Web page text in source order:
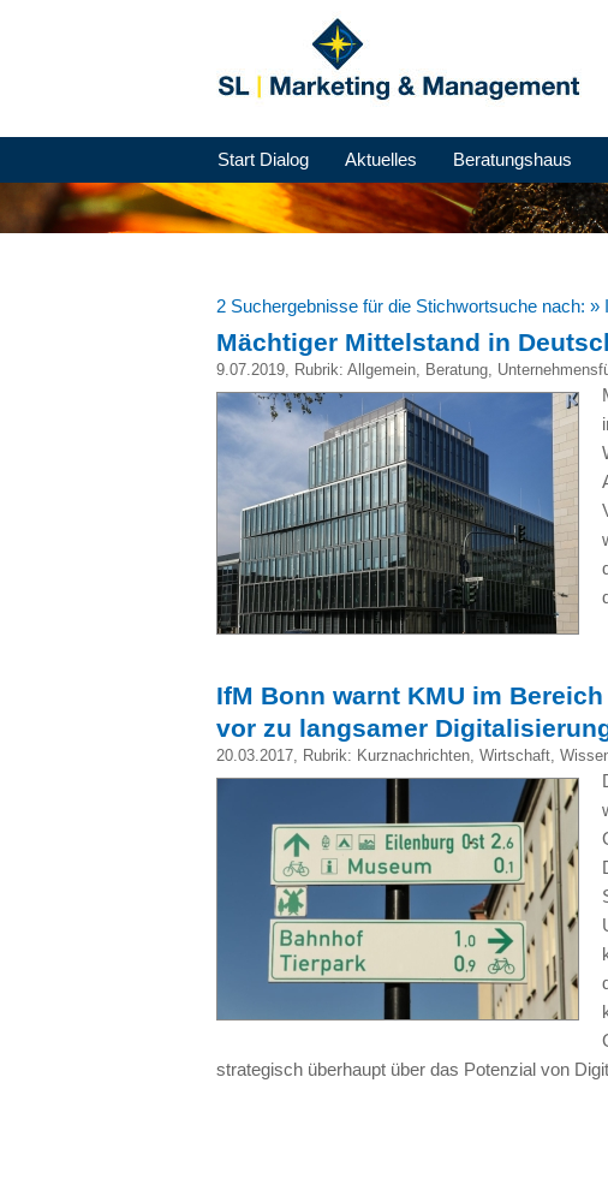
Start Dialog Aktuelles Beratungshaus
2 Suchergebnisse für die Stichwortsuche nach: »
Mächtiger Mittelstand in
9.07.2019, Rubrik: Allgemein, Beratung,
IfM Bonn warnt KMU im
vor zu langsamer
20.03.2017 , Rubrik: Kurznachrichten Wirtschaft
strategisch überhaupt über das Potenzial von